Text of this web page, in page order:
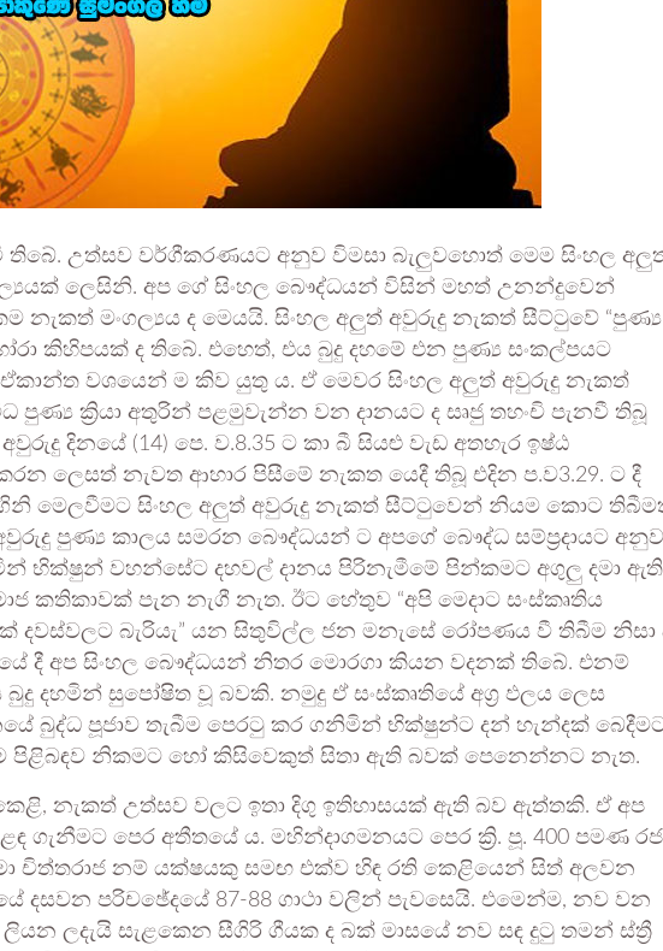
තිබේ. උත්සව වර්ගීකරණයට අනුව විමසා බැලුවහොත් මෙම සිංහල
ලෙසිනි. අප ගේ සිංහල බෞද්ධයන් විසින් මහත් උනන්දුවෙන්
මංගල්‍යය ද මෙයයි. සිංහල අලුත් අවුරුදු නැකත් සීට්ටුවේ “පුණ්‍ය
කිහිපයක් ද තිබේ. එහෙත්, එය බුදු දහමේ එන පුණ්‍ය සංකල්පයට
ඒකාන්ත වශයෙන් ම කිව යුතු ය. ඒ මෙවර සිංහල අලුත් අවුරුදු නැකත්
ක්‍රියා අතුරින් පළමුවැන්න වන දානයට ද සෘජු තහංචි පැනවී තිබූ
දිනයේ (14) පෙ. ව.8.35 ට කා බී සියළු වැඩ අතහැර ඉෂ්ඨ
ලෙසත් නැවත ආහාර පිසීමේ නැකත යෙදී තිබූ එදින ප.ව3.29. ට දී
මෙලවීමට සිංහල අලුත් අවුරුදු නැකත් සීට්ටුවෙන් නියම කොට
පුණ්‍ය කාලය සමරන බෞද්ධයන් ට අපගේ බෞද්ධ සම්ප්‍රදායට අනුව
භික්ෂුන් වහන්සේට දහවල් දානය පිරිනැමීමේ පින්කමට අගුලු දමා ඇති
කතිකාවක් පැන නැගී නැත. ඊට හේතුව “අපි මෙදාට සංස්කෘතිය
දවස්වලට බැරියැ” යන සිතුවිල්ල ජන මනැසේ රෝපණය වී තිබීම නිසා
දී අප සිංහල බෞද්ධයන් නිතර මොරගා කියන වදනක් තිබේ. එනම්
බුදු දහමින් සුපෝෂිත වූ බවකි. නමුදු ඒ සංස්කෘතියේ අග්‍ර ඵලය ලෙස
බුද්ධ පූජාව තැබීම පෙරටු කර ගනිමින් භික්ෂුන්ට දන් හැන්දක්
නිකමට හෝ කිසිවෙකුත් සිතා ඇති බවක් පෙනෙන්නට නැත.
නැකත් උත්සව වලට ඉතා දිගු ඉතිහාසයක් ඇති බව ඇත්තකි. ඒ අප
ගැනීමට පෙර අතීතයේ ය. මහින්දාගමනයට පෙර ක්‍රි. පූ. 400 පමණ රජ
චිත්තරාජ නම් යක්ෂයකු සමඟ එක්ව හිඳ රති කෙළියෙන් සිත් අලවන
දසවන පරිචඡේදයේ 87-88 ගාථා වලින් පැවසෙයි. එමෙන්ම, නව වන
ලදැයි සැළකෙන සීගිරි ගීයක ද බක් මාසයේ නව සඳ දුටු තමන් ස්ත්‍රී